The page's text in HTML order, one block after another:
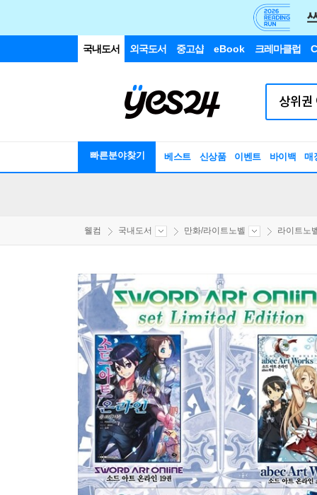
국내도서 외국도서 중고샵 eBook 크레마클럽
빠른분야찾기 베스트 신상품 이벤트 바이백 매
웰컴 국내도서 만화/라이트노벨 라이트노